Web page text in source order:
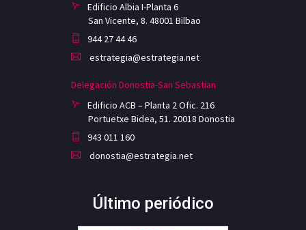
Edificio Albia I-Planta 6
San Vicente, 8. 48001 Bilbao
944 27 44 46
estrategia@estrategia.net
Delegación Donostia-San Sebastian
Edificio ACB – Planta 2 Ofic. 216
Portuetxe Bidea, 51. 20018 Donostia
943 011 160
donostia@estrategia.net
Último periódico